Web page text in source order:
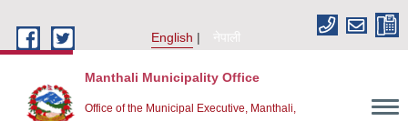
English
नेपाली
Manthali Municipality Office
Office of the Municipal Executive, Manthali,